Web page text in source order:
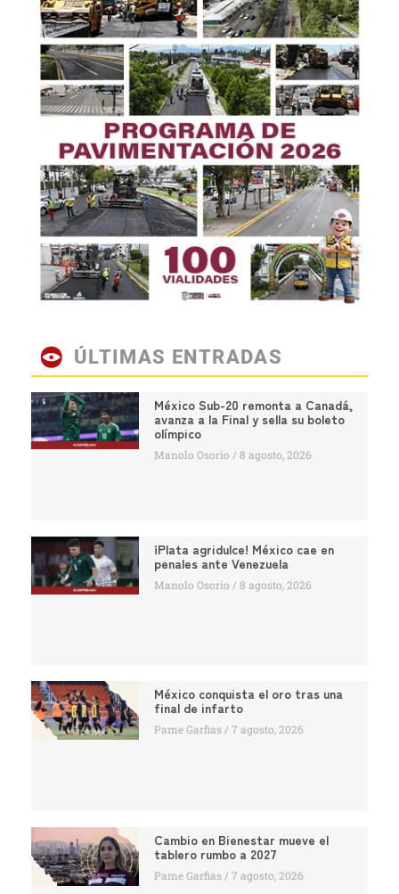
ÚLTIMAS ENTRADAS
México Sub-20 remonta a Canadá,
avanza a la Final y sella su boleto
olímpico
Manolo Osorio 8 agosto, 2026
¡Plata agridulce! México cae en
penales ante Venezuela
Manolo Osorio 8 agosto, 2026
México conquista el oro tras una
final de infarto
Pame Garfias 7 agosto, 2026
Cambio en Bienestar mueve el
tablero rumbo a 2027
Pame Garfias 7 agosto, 2026